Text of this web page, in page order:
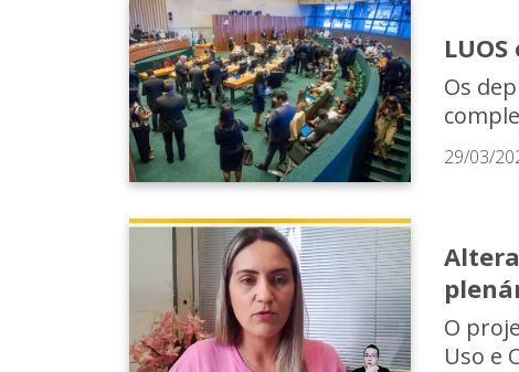
Os
29/03/
O
Uso e